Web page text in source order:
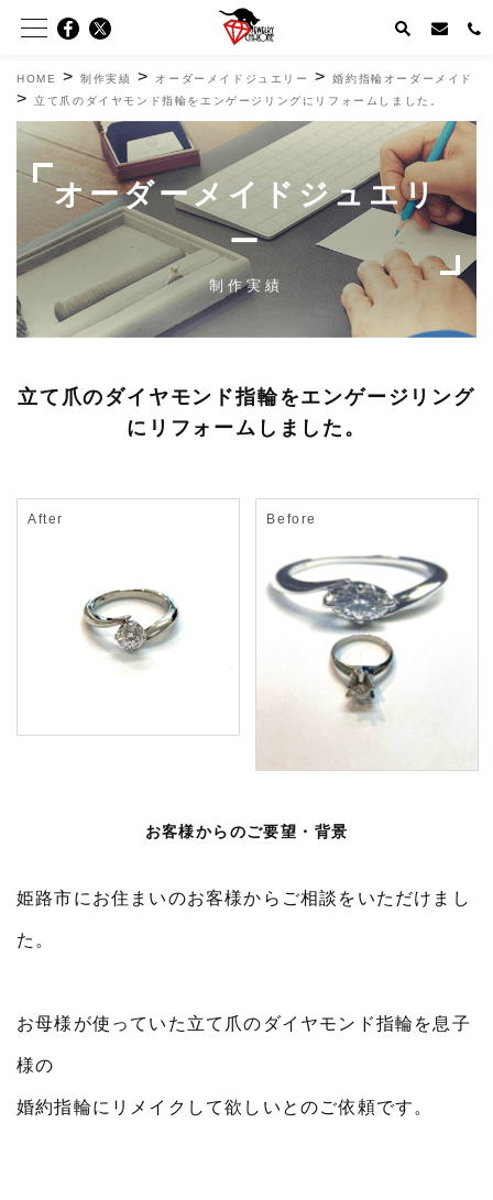
HOME >制作実績 > オーダーメイドジュエリー >婚約指輪オーダーメイド
> 立て爪のダイヤモンド指輪をエンゲージリングにリフォームしました。
オーダーメイドジュエリ
ー
制作実績
立て爪のダイヤモンド指輪をエンゲージリング
にリフォームしました。
お客様からのご要望・背景
姫路市にお住まいのお客様からご相談をいただけまし
た。
お母様が使っていた立て爪のダイヤモンド指輪を息子
様の
婚約指輪にリメイクして欲しいとのご依頼です。